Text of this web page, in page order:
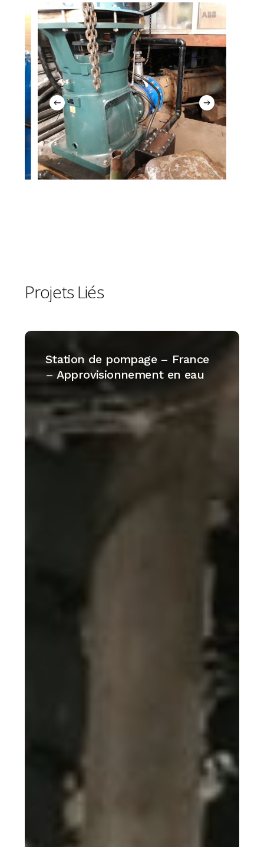
Projets Liés
Station
pompage
Approvisionnement
Station de pompage – France
– Approvisionnement en eau